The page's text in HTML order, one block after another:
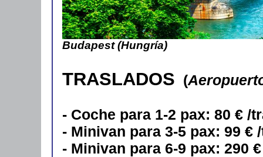
Budapest (Hungría)
TRASLADOS (
- Coche para 1-2 pax: 80 € /
- Minivan para 3-5 pax: 99 €
- Minivan para 6-9 pax: 290